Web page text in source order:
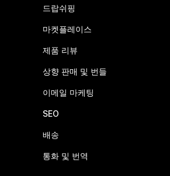
드랍쉬핑
마켓플레이스
제품 리뷰
상향 판매 및 번들
이메일 마케팅
SEO
배송
통화 및 번역